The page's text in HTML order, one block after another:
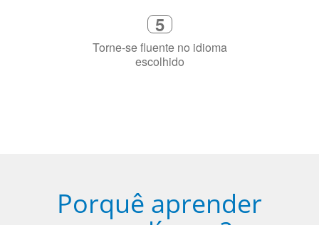
Torne-se fluente no idioma
escolhido
uma língua?